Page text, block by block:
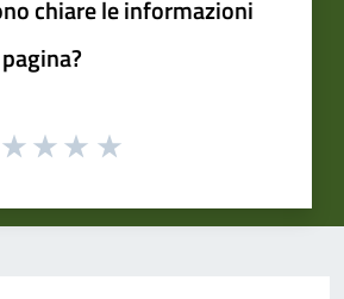
chiare le informazioni